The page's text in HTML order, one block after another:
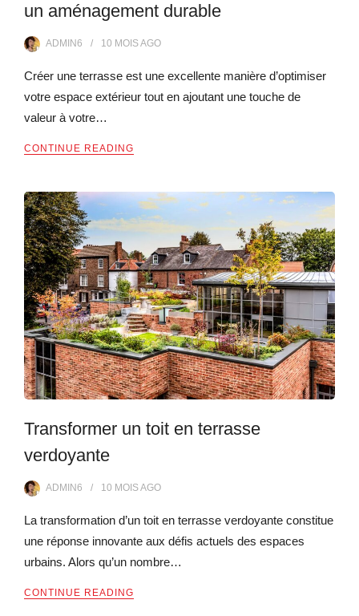
un aménagement durable
ADMIN6 10 MOISAGO
Créer une terrasse est une excellente manière d’optimiser
votre espace extérieur tout en ajoutant une touche de
valeur à votre…
CONTINUE READING
Transformer un toit en terrasse
verdoyante
ADMIN6 10 MOISAGO
La transformation d’un toit en terrasse verdoyante constitue
une réponse innovante aux défis actuels des espaces
urbains. Alors qu’un nombre…
CONTINUE READING